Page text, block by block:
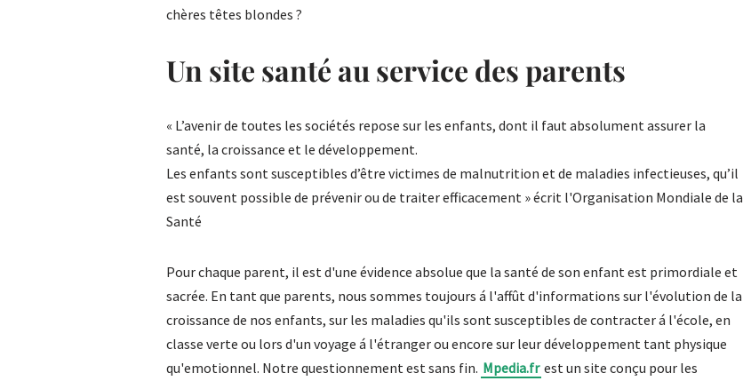
chères têtes blondes ?
Un site santé au service des parents
« L’avenir de toutes les sociétés repose sur les enfants, dont il faut absolument assurer la
santé, la croissance et le développement.
Les enfants sont susceptibles d’être victimes de malnutrition et de maladies infectieuses, qu’il
est souvent possible de prévenir ou de traiter efficacement » écrit l'Organisation Mondiale de la
Santé
Pour chaque parent, il est d'une évidence absolue que la santé de son enfant est primordiale et
sacrée. En tant que parents, nous sommes toujours á l'affût d'informations sur l'évolution de la
croissance de nos enfants, sur les maladies qu'ils sont susceptibles de contracter á l'école, en
classe verte ou lors d'un voyage á l'étranger ou encore sur leur développement tant physique
qu'emotionnel. Notre questionnement est sans fin. Mpedia.fr est un site conçu pour les